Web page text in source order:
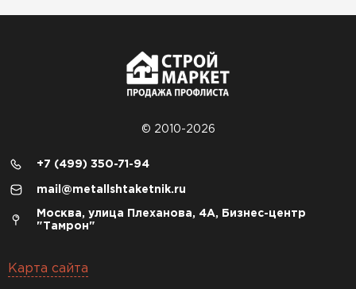
© 2010-2026
+7 (499) 350-71-94
mail@metallshtaketnik.ru
Москва, улица Плеханова, 4А, Бизнес-центр
"Тамрон"
Карта сайта